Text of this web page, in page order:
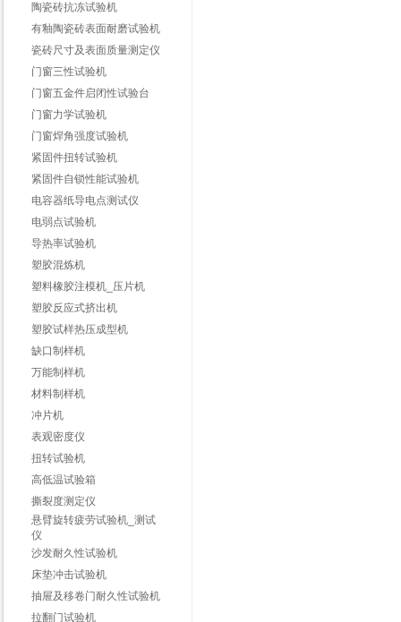
陶瓷砖抗冻试验机
有釉陶瓷砖表面耐磨试验机
瓷砖尺寸及表面质量测定仪
门窗三性试验机
门窗五金件启闭性试验台
门窗力学试验机
门窗焊角强度试验机
紧固件扭转试验机
紧固件自锁性能试验机
电容器纸导电点测试仪
电弱点试验机
导热率试验机
塑胶混炼机
塑料橡胶注模机_压片机
塑胶反应式挤出机
塑胶试样热压成型机
缺口制样机
万能制样机
材料制样机
冲片机
表观密度仪
扭转试验机
高低温试验箱
撕裂度测定仪
悬臂旋转疲劳试验机_测试
仪
沙发耐久性试验机
床垫冲击试验机
抽屉及移卷门耐久性试验机
拉翻门试验机